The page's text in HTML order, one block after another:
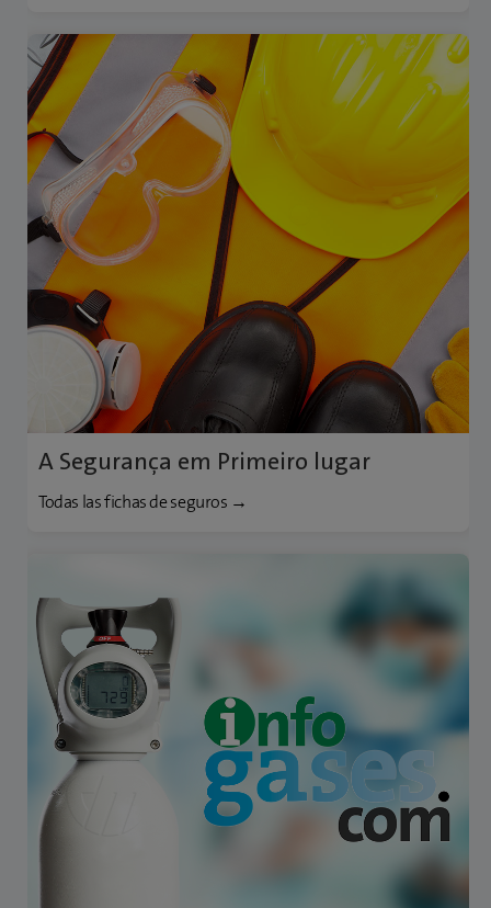
controlo contínuo do processo.
Armazenamento e exportação do histórico de
congelações, alarmes e eventos em formato
eletrónico.
Geração de relatórios e gráficos em PDF, com
assistente de impressão para PC externo.
Equipamentos de medição calibrados e
certificados, assegurando a fiabilidade de cada
processo.
ICE CUBE™:
Inovação em Criopreservação com
Máxima Segurança e Precisão
Um equipamento projetado para quem exige
confiabilidade, eficiência e controlo absoluto na
congelação celular.
A Segurança em Primeiro lugar
Todas las fichas de seguros →